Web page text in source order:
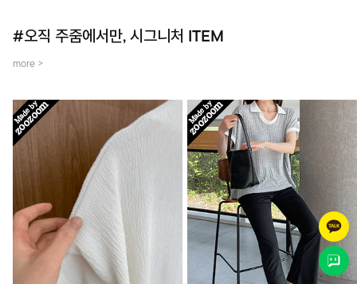
#오직 주줌에서만, 시그니처 ITEM
more >